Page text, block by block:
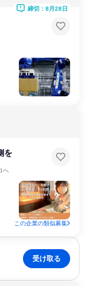
締切：8月28日
を
へ
この企業の類似募集
受け取る